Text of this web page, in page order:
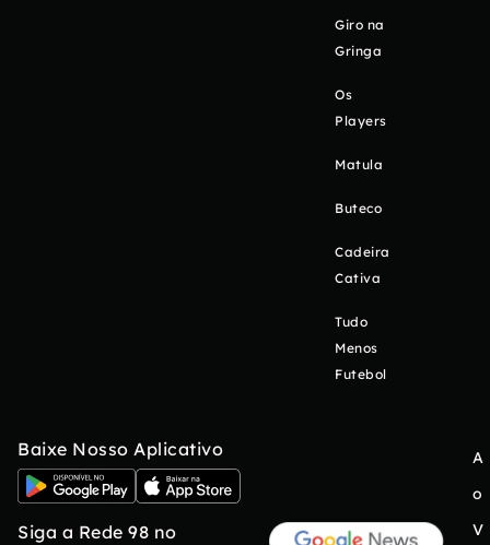
Giro na
Gringa
Os
Players
Matula
Buteco
Cadeira
Cativa
Tudo
Menos
Futebol
Baixe Nosso Aplicativo
Siga a Rede 98 no
A
o
V